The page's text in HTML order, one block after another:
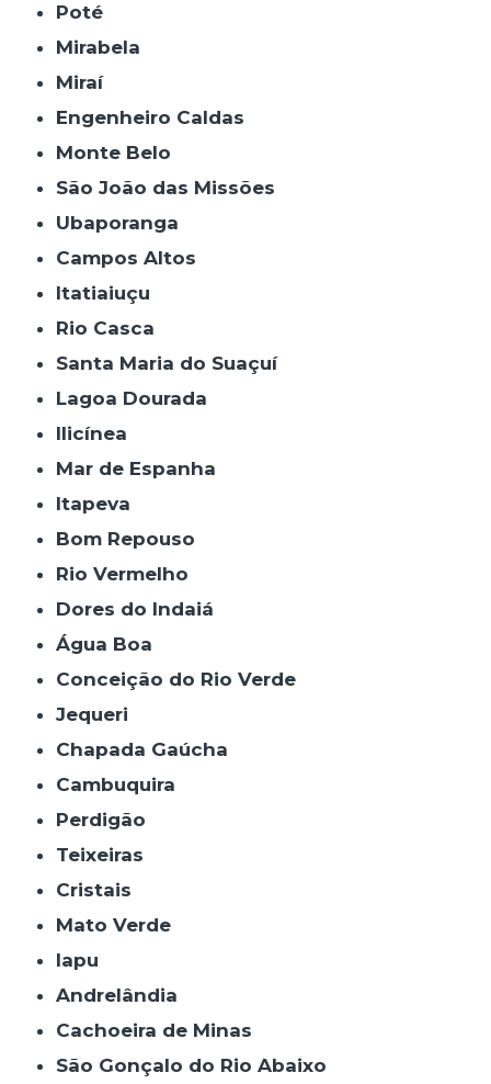
Poté
Mirabela
Miraí
Engenheiro Caldas
Monte Belo
São João das Missões
Ubaporanga
Campos Altos
Itatiaiuçu
Rio Casca
Santa Maria do Suaçuí
Lagoa Dourada
Ilicínea
Mar de Espanha
Itapeva
Bom Repouso
Rio Vermelho
Dores do Indaiá
Água Boa
Conceição do Rio Verde
Jequeri
Chapada Gaúcha
Cambuquira
Perdigão
Teixeiras
Cristais
Mato Verde
Iapu
Andrelândia
Cachoeira de Minas
São Gonçalo do Rio Abaixo